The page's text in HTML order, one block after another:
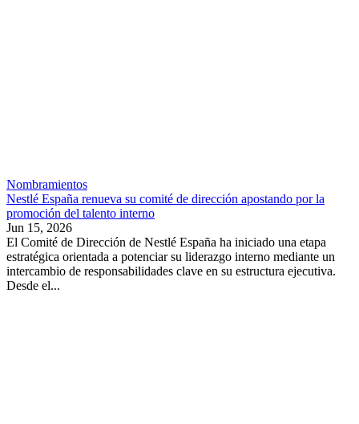
Nombramientos
Nestlé España renueva su comité de dirección apostando por la
promoción del talento interno
Jun 15, 2026
El Comité de Dirección de Nestlé España ha iniciado una etapa
estratégica orientada a potenciar su liderazgo interno mediante un
intercambio de responsabilidades clave en su estructura ejecutiva.
Desde el...